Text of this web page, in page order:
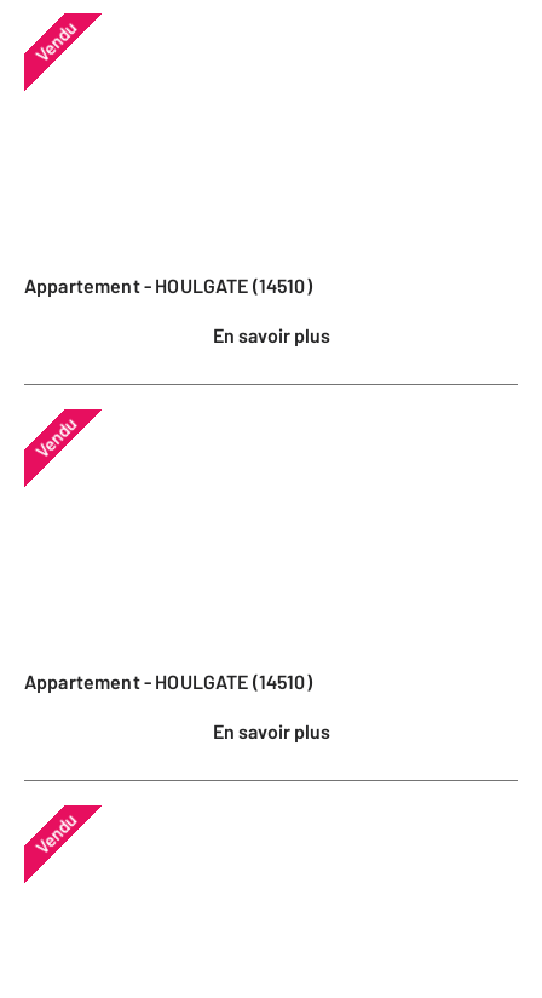
Vendu
Appartement - HOULGATE (14510)
En savoir plus
Vendu
Appartement - HOULGATE (14510)
En savoir plus
Vendu